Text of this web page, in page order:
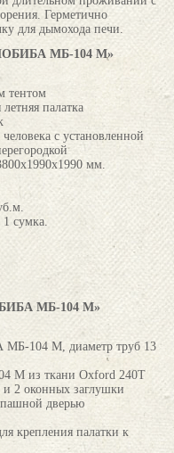
Герметично
для дымохода печи.
МБ-104 М»
тентом
палатка
с установленной
мм.
1 сумка.
МБ-104 М»
МБ-104 М, диаметр труб 13
М из ткани Oxford 240Т
2 оконных заглушки
дверью
крепления палатки к